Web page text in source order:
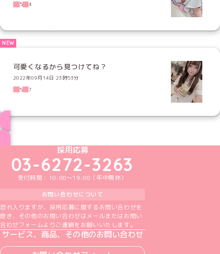
5
4
可愛くなるから見つけてね？
2022年09月14日 23時53分
5
7
めいどりーみんTikTok公式アカウント
めいどりーみんX公式アカウント
めいどりーみんInstagram公式アカウント
めいどりーみんFacebook公式アカウン
めいどりーみんYouTube公式アカ
採用応募
03-6272-3263
受付時間：10:00～19:00（年中無休）
お問い合わせについて
恐れ入りますが、採用応募に関するお問い合わせを
除き、その他のお問い合わせはメールまたはお問い
合わせフォームよりご連絡をお願いいたします。
サービス、商品、その他のお問い合わせ